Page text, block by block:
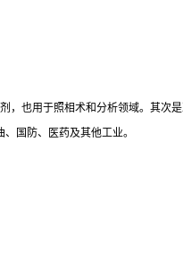
，也用于照相术和分析领域。其次
国防、医药及其他工业。